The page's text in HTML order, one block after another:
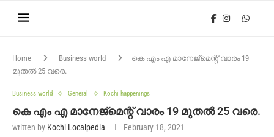
Home Business world
കെ എം എ മാനേജ്‌മെന്റ് വാരം 19
മുതൽ 25 വരെ.
Business world General Kochi happenings
കെ എം എ മാനേജ്‌മെന്റ് വാരം 19 മുതൽ 25 വരെ.
written by Kochi Localpedia February 18, 2021